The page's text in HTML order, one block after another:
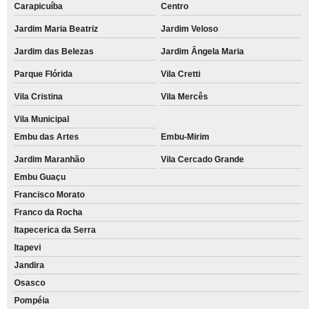
Carapicuíba
Centro
Jardim Maria Beatriz Jardim Veloso
Jardim das Belezas Jardim Ângela Maria
Parque Flórida Vila Cretti
Vila Cristina Vila Mercês
Vila Municipal
Embu das Artes
Embu-Mirim
Jardim Maranhão
Vila Cercado Grande
Embu Guaçu
Francisco Morato
Franco da Rocha
Itapecerica da Serra
Itapevi
Jandira
Osasco
Pompéia